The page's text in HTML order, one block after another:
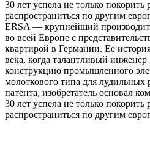
30 лет успела не только
распространиться по другим
ERSA — крупнейший
во всей Европе с
квартирой в Германии. Ее
века, когда талантливый
конструкцию промышленного
молоткового типа для
патента, изобретатель основал
30 лет успела не только
распространиться по другим